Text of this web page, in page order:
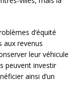
d’équité
aux revenus
leur véhicule
peuvent investir
ainsi d’un